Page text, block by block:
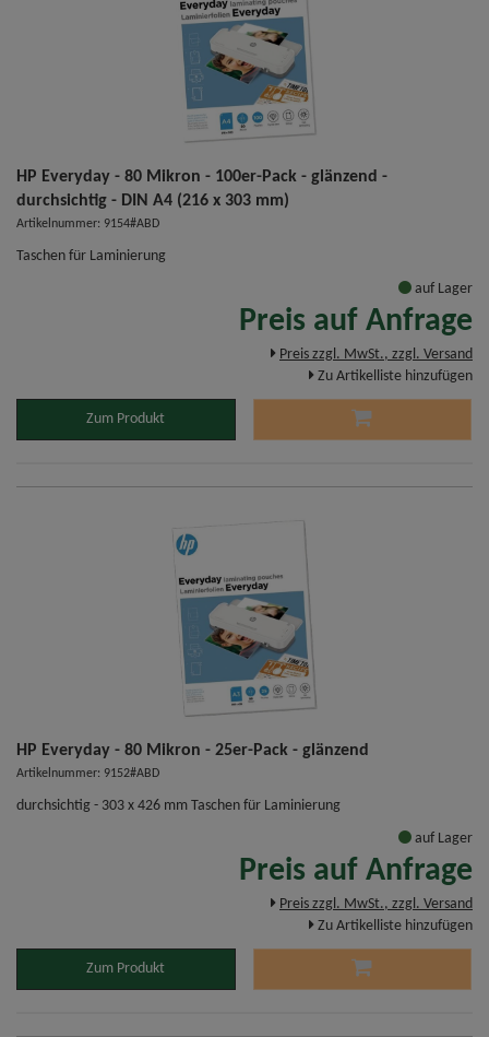
HP Everyday - 80 Mikron - 100er-Pack - glänzend -
durchsichtig - DIN A4 (216 x 303 mm)
Artikelnummer: 9154#ABD
Taschen für Laminierung
auf Lager
Preis auf Anfrage
Preis zzgl. MwSt., zzgl. Versand
Zu Artikelliste hinzufügen
Zum Produkt
HP Everyday - 80 Mikron - 25er-Pack - glänzend
Artikelnummer: 9152#ABD
durchsichtig - 303 x 426 mm Taschen für Laminierung
auf Lager
Preis auf Anfrage
Preis zzgl. MwSt., zzgl. Versand
Zu Artikelliste hinzufügen
Zum Produkt